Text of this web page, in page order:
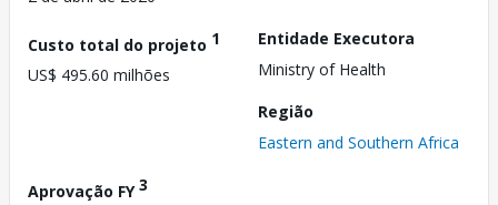
Custo total do projeto 1
US$ 495.60 milhões
Entidade Executora
Ministry of Health
Região
Eastern and Southern Africa
Aprovação FY3